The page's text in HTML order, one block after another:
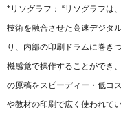
*リソグラフ： “リソグラフは
技術を融合させた高速デジタ
り、内部の印刷ドラムに巻き
機感覚で操作することができ
の原稿をスピーディー・低コ
や教材の印刷で広く使われて